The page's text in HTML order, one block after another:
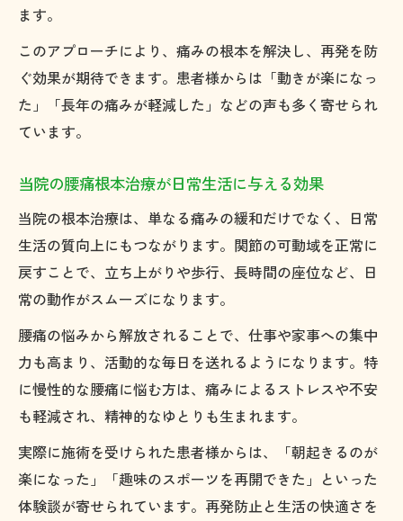
ます。
このアプローチにより、痛みの根本を解決し、再発を防
ぐ効果が期待できます。患者様からは「動きが楽になっ
た」「長年の痛みが軽減した」などの声も多く寄せられ
ています。
当院の腰痛根本治療が日常生活に与える効果
当院の根本治療は、単なる痛みの緩和だけでなく、日常
生活の質向上にもつながります。関節の可動域を正常に
戻すことで、立ち上がりや歩行、長時間の座位など、日
常の動作がスムーズになります。
腰痛の悩みから解放されることで、仕事や家事への集中
力も高まり、活動的な毎日を送れるようになります。特
に慢性的な腰痛に悩む方は、痛みによるストレスや不安
も軽減され、精神的なゆとりも生まれます。
実際に施術を受けられた患者様からは、「朝起きるのが
楽になった」「趣味のスポーツを再開できた」といった
体験談が寄せられています。再発防止と生活の快適さを